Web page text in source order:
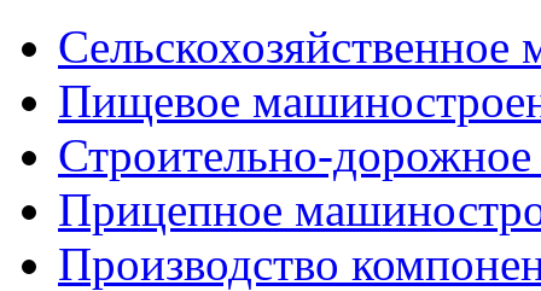
Пищевое
Строительно-
Прицепное
Производство